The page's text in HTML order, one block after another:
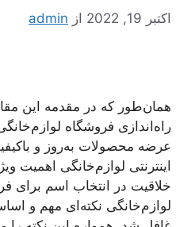
اکتبر 19, 2022 از admin
همان‌طور که در مقدمه این
راه‌اندازی فروشگاه
عرضه محصولات به‌روز و
اینترنتی لوازم‌خانگی اهمیت
خلاقیت در انتخاب اسم برای
لوازم‌خانگی نکته‌ای مهم و